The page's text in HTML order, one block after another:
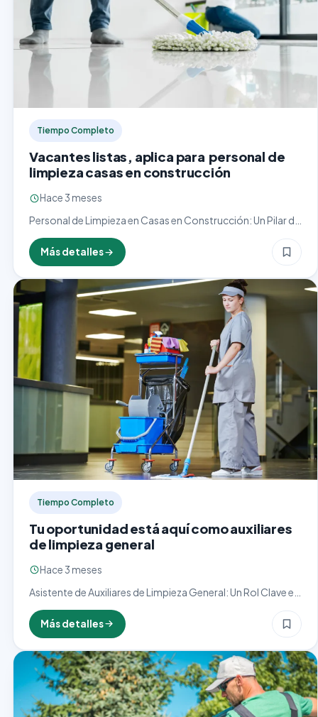
Tiempo Completo
Vacantes listas, aplica para personal de
limpieza casas en construcción
Hace 3 meses
Personal de Limpieza en Casas en Construcción: Un Pilar de
la Presentación Final El personal de limpieza en casas en
construcción desempeña un papel crucial en…
Más detalles
Tiempo Completo
Tu oportunidad está aquí como auxiliares
de limpieza general
Hace 3 meses
Asistente de Auxiliares de Limpieza General: Un Rol Clave en
la Higiene y Organización El cargo de asistente de auxiliares
de limpieza general es esencial en…
Más detalles